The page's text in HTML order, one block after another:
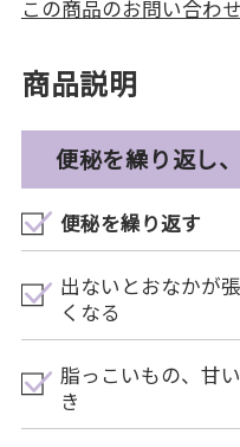
この商品のお問い合わ
商品説明
便秘を繰り返し
便秘を繰り返す
出ないとおなかが
くなる
脂っこいもの、甘
き